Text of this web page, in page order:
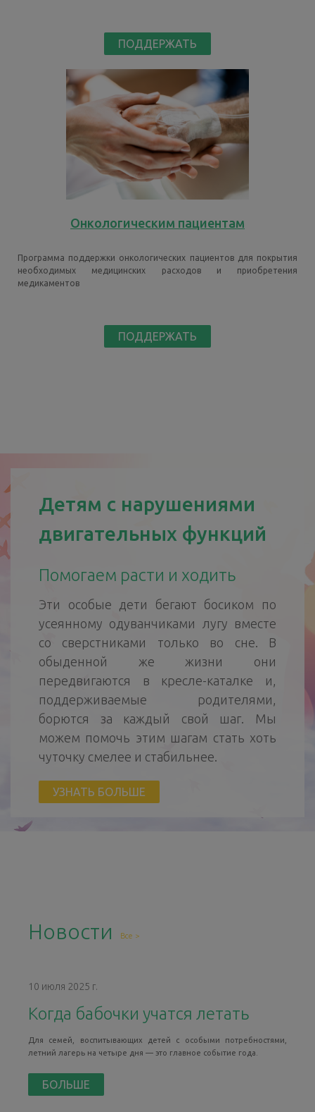
ПОДДЕРЖАТЬ
Онкологическим пациентам
Программа поддержки онкологических пациентов для покрытия
необходимых медицинских расходов и приобретения
медикаментов
ПОДДЕРЖАТЬ
Детям с нарушениями
двигательных функций
Помогаем расти и ходить
Эти особые дети бегают босиком по
усеянному одуванчиками лугу вместе
со сверстниками только во сне. В
обыденной же жизни они
передвигаются в кресле-каталке и,
поддерживаемые родителями,
борются за каждый свой шаг. Мы
можем помочь этим шагам стать хоть
чуточку смелее и стабильнее.
УЗНАТЬ БОЛЬШЕ
Новости Все >
10 июля 2025 г.
Когда бабочки учатся летать
Для семей, воспитывающих детей с особыми потребностями,
летний лагерь на четыре дня — это главное событие года.
БОЛЬШЕ